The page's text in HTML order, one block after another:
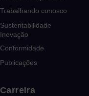
Trabalhando conosco
Sustentabilidade
Inovação
Conformidade
Publicações
Carreira